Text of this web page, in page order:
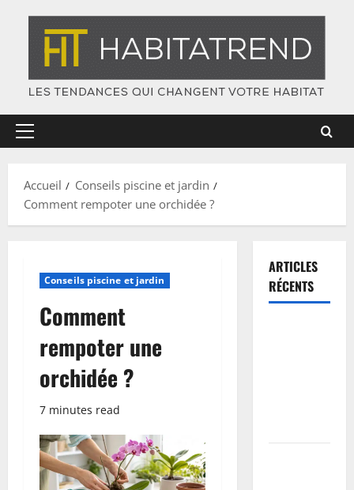
content
Primary
Accueil
Conseils piscine et jardin
Comment rempoter une orchidée ?
Conseils piscine et jardin
Comment
rempoter une
orchidée ?
7 minutes read
ARTICLES
RÉCENTS